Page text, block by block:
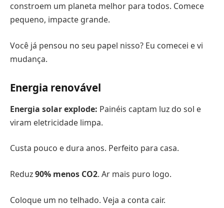
constroem um planeta melhor para todos. Comece
pequeno, impacte grande.
Você já pensou no seu papel nisso? Eu comecei e vi
mudança.
Energia renovável
Energia solar explode: Painéis captam luz do sol e
viram eletricidade limpa.
Custa pouco e dura anos. Perfeito para casa.
Reduz90% menos CO2. Ar mais puro logo.
Coloque um no telhado. Veja a conta cair.